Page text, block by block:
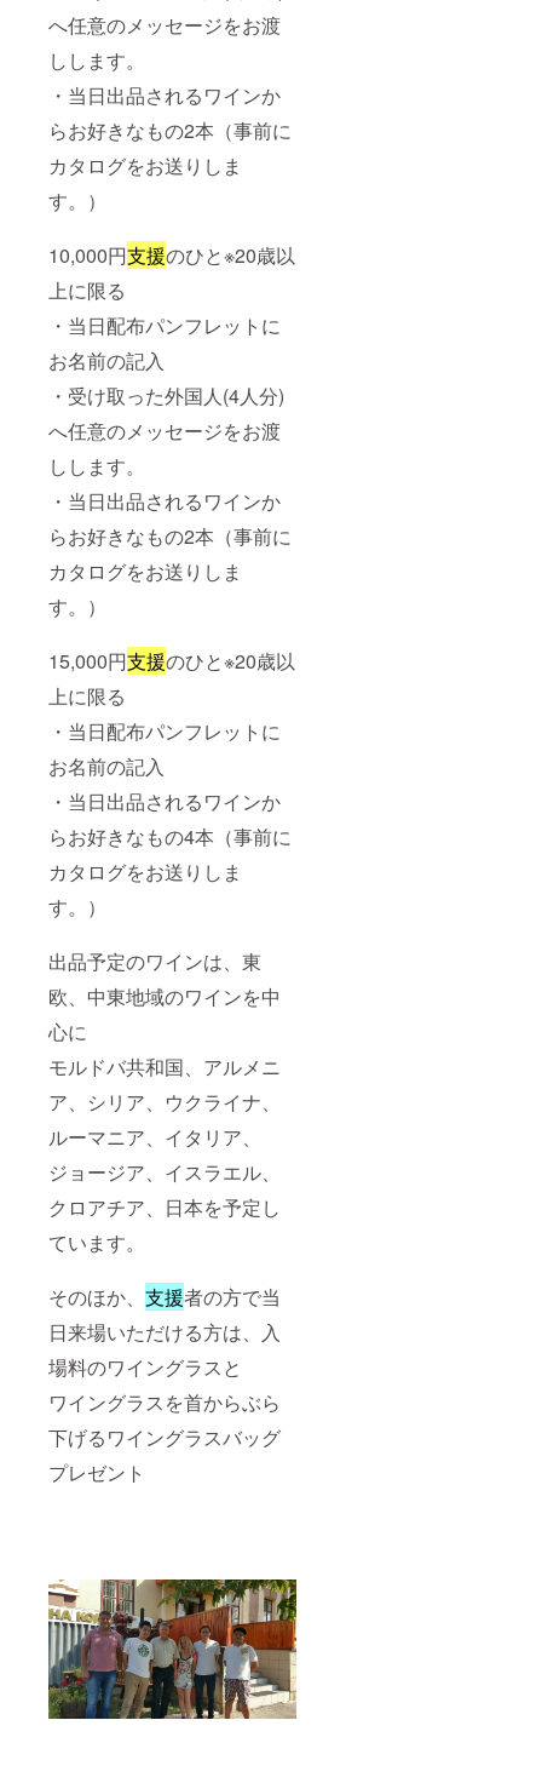
へ任意のメッセージをお渡
しします。
・当日出品されるワインか
らお好きなもの2本（事前に
カタログをお送りしま
す。）
10,000円支援のひと※20歳以
上に限る
・当日配布パンフレットに
お名前の記入
・受け取った外国人(4人分)
へ任意のメッセージをお渡
しします。
・当日出品されるワインか
らお好きなもの2本（事前に
カタログをお送りしま
す。）
15,000円支援のひと※20歳以
上に限る
・当日配布パンフレットに
お名前の記入
・当日出品されるワインか
らお好きなもの4本（事前に
カタログをお送りしま
す。）
出品予定のワインは、東
欧、中東地域のワインを中
心に
モルドバ共和国、アルメニ
ア、シリア、ウクライナ、
ルーマニア、イタリア、
ジョージア、イスラエル、
クロアチア、日本を予定し
ています。
そのほか、 支援者の方で当
日来場いただける方は、入
場料のワイングラスと
ワイングラスを首からぶら
下げるワイングラスバッグ
プレゼント